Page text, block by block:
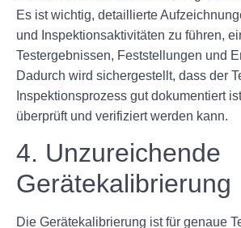
Es ist wichtig, detaillierte
und Inspektionsaktivitäten zu führen,
Testergebnissen, Feststellungen und
Dadurch wird sichergestellt, dass der
Inspektionsprozess gut dokumentiert
überprüft und verifiziert werden kann.
4. Unzureichende
Gerätekalibrierung
Die Gerätekalibrierung ist für genaue